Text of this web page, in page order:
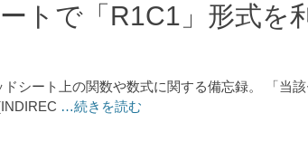
トで「R1C1」形式を
シート上の関数や数式に関する備忘録。 「当
…続きを読む